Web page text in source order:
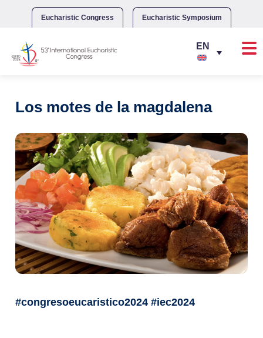
Eucharistic Congress Eucharistic Symposium
Los motes de la magdalena
#congresoeucaristico2024 #iec2024